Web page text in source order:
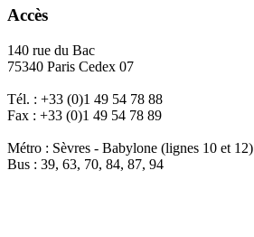
Accès
140 rue du Bac
75340 Paris Cedex 07
Tél. : +33 (0)1 49 54 78 88
Fax : +33 (0)1 49 54 78 89
Métro : Sèvres - Babylone (lignes 10 et 12)
Bus : 39, 63, 70, 84, 87, 94